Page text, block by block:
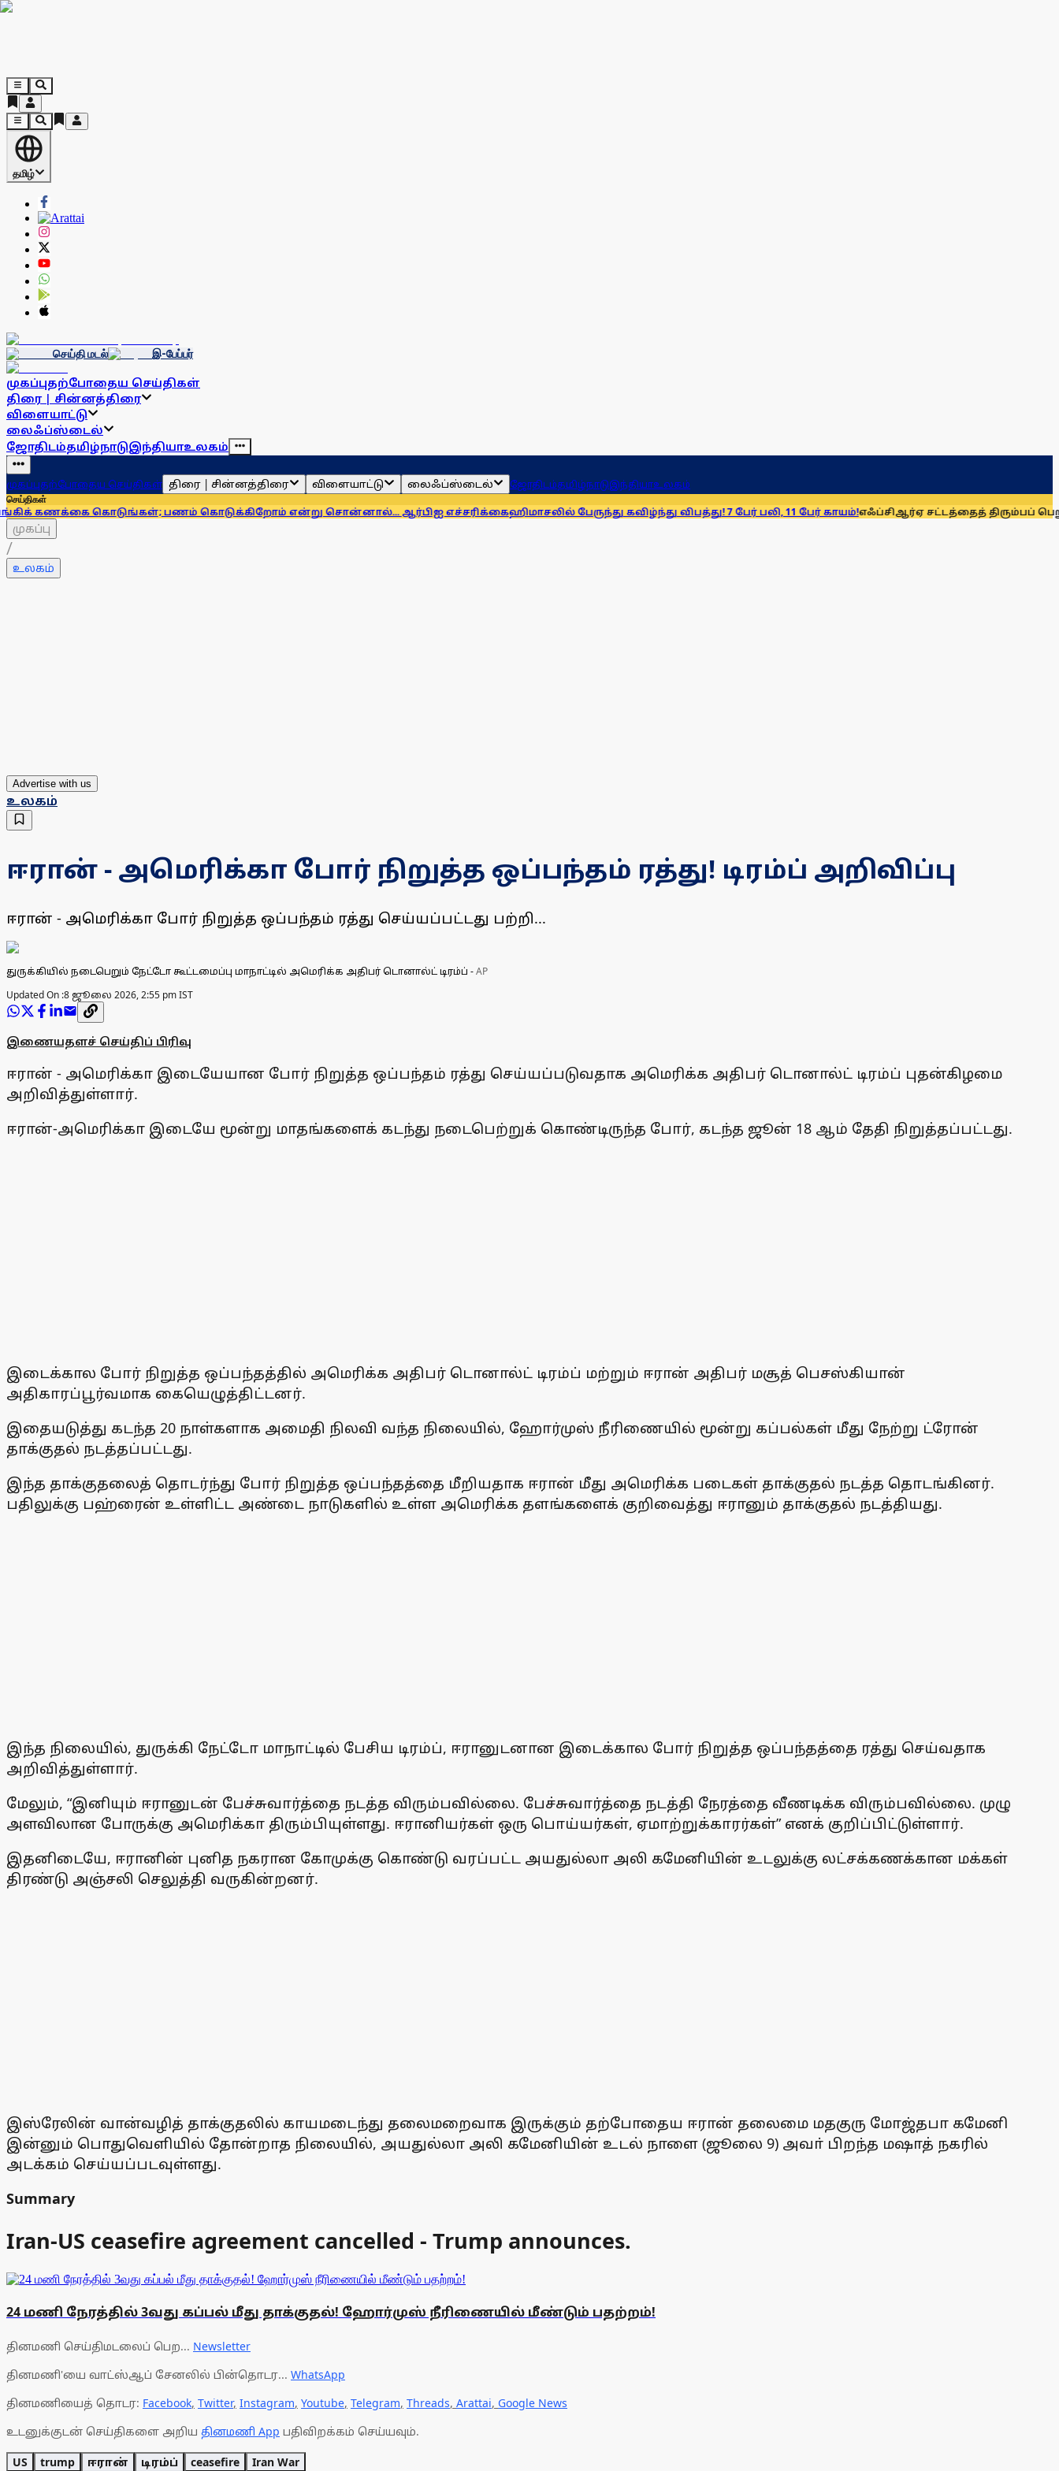
தமிழ்
செய்தி மடல் இ-பேப்பர்
முகப்புதற்போதைய செய்திகள்
திரை | சின்னத்திரை
விளையாட்டு
லைஃப்ஸ்டைல்
ஜோதிடம்தமிழ்நாடுஇந்தியாஉலகம்
முகப்புதற்போதைய செய்திகள் திரை | சின்னத்திரை விளையாட்டு லைஃப்ஸ்டைல் ஜோதிடம்தமிழ்நாடுஇந்தியாஉலகம்
செய்திகள்
கொடுங்கள்; பணம் கொடுக்கிறோம் என்று சொன்னால்... ஆர்பிஐ எச்சரிக்கைஹிமாசலில் பேருந்து கவிழ்ந்து விபத்து! 7 பேர் பலி, 11 பேர் காயம்!எஃப்சிஆர்ஏ சட்டத்தைத் திரும்பப் பெறுக: மு.க.
முகப்பு
/
உலகம்
Advertise with us
உலகம்
ஈரான் - அமெரிக்கா போர் நிறுத்த ஒப்பந்தம் ரத்து! டிரம்ப் அறிவிப்பு
ஈரான் - அமெரிக்கா போர் நிறுத்த ஒப்பந்தம் ரத்து செய்யப்பட்டது பற்றி...
துருக்கியில் நடைபெறும் நேட்டோ கூட்டமைப்பு மாநாட்டில் அமெரிக்க அதிபர் டொனால்ட் டிரம்ப் -AP
Updated On :8 ஜூலை 2026, 2:55 pm IST
இணையதளச் செய்திப் பிரிவு
ஈரான் - அமெரிக்கா இடையேயான போர் நிறுத்த ஒப்பந்தம் ரத்து செய்யப்படுவதாக அமெரிக்க அதிபர் டொனால்ட் டிரம்ப் புதன்கிழமை
அறிவித்துள்ளார்.
ஈரான்-அமெரிக்கா இடையே மூன்று மாதங்களைக் கடந்து நடைபெற்றுக் கொண்டிருந்த போர், கடந்த ஜூன் 18 ஆம் தேதி நிறுத்தப்பட்டது.
இடைக்கால போர் நிறுத்த ஒப்பந்தத்தில் அமெரிக்க அதிபர் டொனால்ட் டிரம்ப் மற்றும் ஈரான் அதிபர் மசூத் பெசஸ்கியான்
அதிகாரப்பூர்வமாக கையெழுத்திட்டனர்.
இதையடுத்து கடந்த 20 நாள்களாக அமைதி நிலவி வந்த நிலையில், ஹோர்முஸ் நீரிணையில் மூன்று கப்பல்கள் மீது நேற்று ட்ரோன்
தாக்குதல் நடத்தப்பட்டது.
இந்த தாக்குதலைத் தொடர்ந்து போர் நிறுத்த ஒப்பந்தத்தை மீறியதாக ஈரான் மீது அமெரிக்க படைகள் தாக்குதல் நடத்த தொடங்கினர்.
பதிலுக்கு பஹ்ரைன் உள்ளிட்ட அண்டை நாடுகளில் உள்ள அமெரிக்க தளங்களைக் குறிவைத்து ஈரானும் தாக்குதல் நடத்தியது.
இந்த நிலையில், துருக்கி நேட்டோ மாநாட்டில் பேசிய டிரம்ப், ஈரானுடனான இடைக்கால போர் நிறுத்த ஒப்பந்தத்தை ரத்து செய்வதாக
அறிவித்துள்ளார்.
மேலும், “இனியும் ஈரானுடன் பேச்சுவார்த்தை நடத்த விரும்பவில்லை. பேச்சுவார்த்தை நடத்தி நேரத்தை வீணடிக்க விரும்பவில்லை. முழு
அளவிலான போருக்கு அமெரிக்கா திரும்பியுள்ளது. ஈரானியர்கள் ஒரு பொய்யர்கள், ஏமாற்றுக்காரர்கள்” எனக் குறிப்பிட்டுள்ளார்.
இதனிடையே, ஈரானின் புனித நகரான கோமுக்கு கொண்டு வரப்பட்ட அயதுல்லா அலி கமேனியின் உடலுக்கு லட்சக்கணக்கான மக்கள்
திரண்டு அஞ்சலி செலுத்தி வருகின்றனர்.
இஸ்ரேலின் வான்வழித் தாக்குதலில் காயமடைந்து தலைமறைவாக இருக்கும் தற்போதைய ஈரான் தலைமை மதகுரு மோஜ்தபா கமேனி
இன்னும் பொதுவெளியில் தோன்றாத நிலையில், அயதுல்லா அலி கமேனியின் உடல் நாளை (ஜூலை 9) அவா் பிறந்த மஷாத் நகரில்
அடக்கம் செய்யப்படவுள்ளது.
Summary
Iran-US ceasefire agreement cancelled - Trump announces.
24 மணி நேரத்தில் 3வது கப்பல் மீது தாக்குதல்! ஹோர்முஸ் நீரிணையில் மீண்டும் பதற்றம்!
தினமணி செய்திமடலைப் பெற... Newsletter
தினமணி'யை வாட்ஸ்ஆப் சேனலில் பின்தொடர... WhatsApp
தினமணியைத் தொடர: Facebook, Twitter, Instagram, Youtube, Telegram, Threads, Arattai, Google News
உடனுக்குடன் செய்திகளை அறிய தினமணி App பதிவிறக்கம் செய்யவும்.
US trump ஈரான் டிரம்ப் ceasefire Iran War